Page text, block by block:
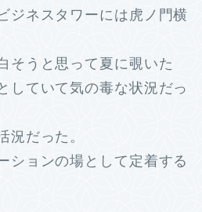
ジネスタワーには虎ノ門横
そうと思って夏に覗いた
していて気の毒な状況だっ
況だった。
ションの場として定着する